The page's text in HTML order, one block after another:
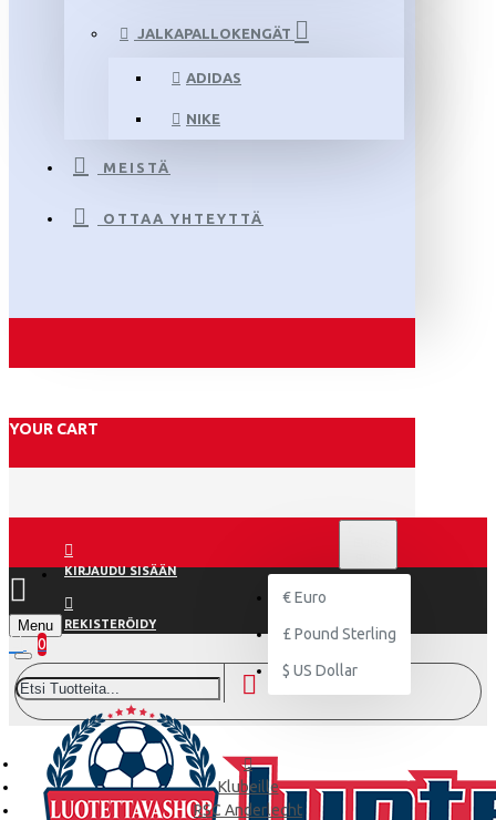
JALKAPALLOKENGÄT
ADIDAS
NIKE
MEISTÄ
OTTAA YHTEYTTÄ
YOUR CART
KIRJAUDU SISÄÄN
REKISTERÖIDY
€ Euro
£ Pound Sterling
$ US Dollar
Menu
0
Klubeille
RSC Anderlecht